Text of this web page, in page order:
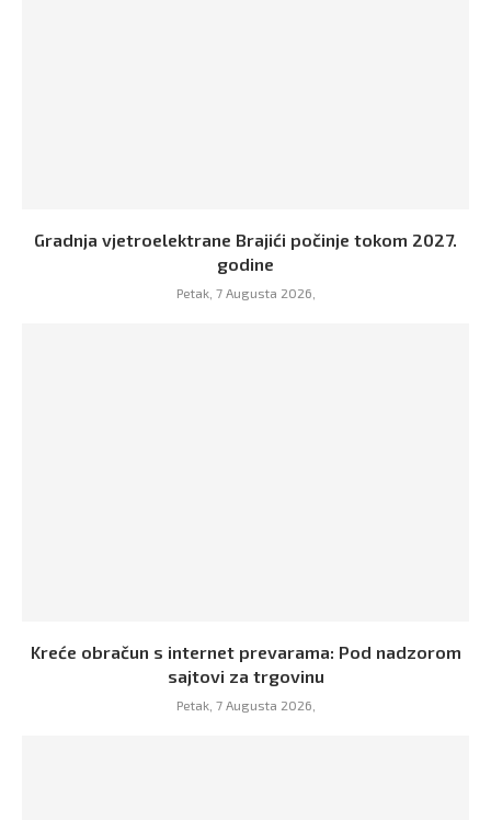
Gradnja vjetroelektrane Brajići počinje tokom 2027.
godine
Petak, 7 Augusta 2026,
Kreće obračun s internet prevarama: Pod nadzorom
sajtovi za trgovinu
Petak, 7 Augusta 2026,